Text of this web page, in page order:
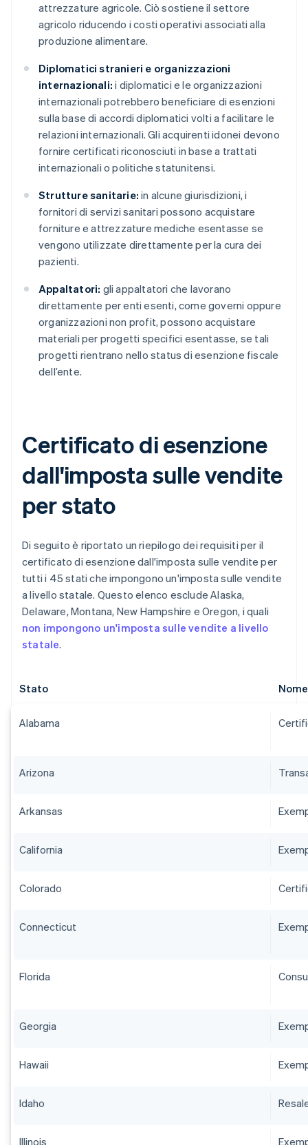
attrezzature agricole. Ciò sostiene il settore
agricolo riducendo i costi operativi associati alla
produzione alimentare.
Diplomatici stranieri e organizzazioni
internazionali: i diplomatici e le organizzazioni
internazionali potrebbero beneficiare di esenzioni
sulla base di accordi diplomatici volti a facilitare le
relazioni internazionali. Gli acquirenti idonei devono
fornire certificati riconosciuti in base a trattati
internazionali o politiche statunitensi.
Strutture sanitarie: in alcune giurisdizioni, i
fornitori di servizi sanitari possono acquistare
forniture e attrezzature mediche esentasse se
vengono utilizzate direttamente per la cura dei
pazienti.
Appaltatori: gli appaltatori che lavorano
direttamente per enti esenti, come governi oppure
organizzazioni non profit, possono acquistare
materiali per progetti specifici esentasse, se tali
progetti rientrano nello status di esenzione fiscale
dell’ente.
Certificato di esenzione
dall'imposta sulle vendite
per stato
Di seguito è riportato un riepilogo dei requisiti per il
certificato di esenzione dall'imposta sulle vendite per
tutti i 45 stati che impongono un'imposta sulle vendite
a livello statale. Questo elenco esclude Alaska,
Delaware, Montana, New Hampshire e Oregon, i quali
non impongono un'imposta sulle vendite a livello
statale.
Stato
Alabama
Arizona
Arkansas
California
Colorado
Connecticut
Florida
Georgia
Hawaii
Idaho
Illinois